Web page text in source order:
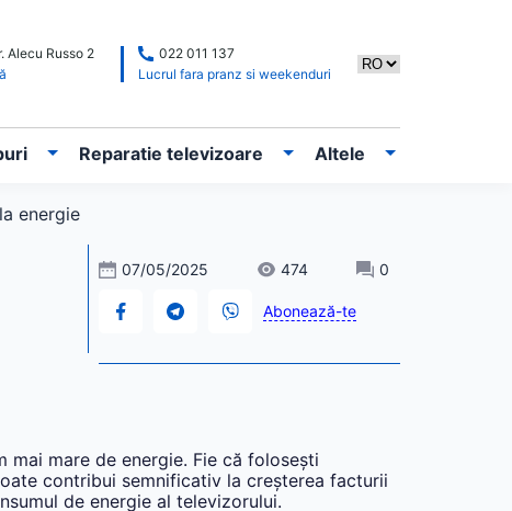
Alecu Russo 2
022 011 137
Lucrul fara pranz si weekenduri
Reparatie televizoare Altele
energie
07/05/2025 474 0
Abonează-te
mare de energie. Fie că folosești
contribui semnificativ la creșterea facturii
de energie al televizorului.